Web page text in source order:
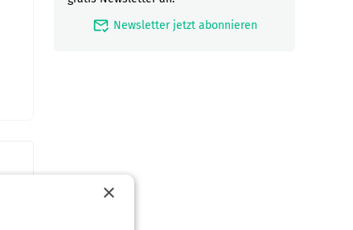
mark_email_read Newsletter jetzt abonnieren
×